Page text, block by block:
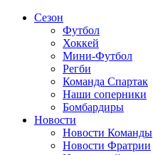
Сезон
Футбол
Хоккей
Мини-Футбол
Регби
Команда Спартак
Наши соперники
Бомбардиры
Новости
Новости Команды
Новости Фратрии